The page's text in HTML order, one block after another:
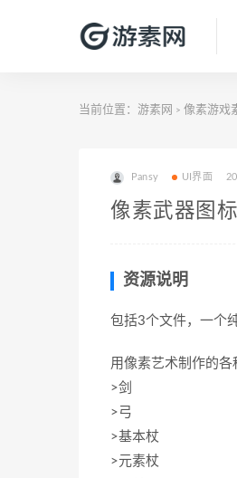
当前位置： 游素网 > 像素游戏
Pansy UI界面
像素武器图
资源说明
包括3个文件，一个
用像素艺术制作的各
>剑
>弓
>基本杖
>元素杖